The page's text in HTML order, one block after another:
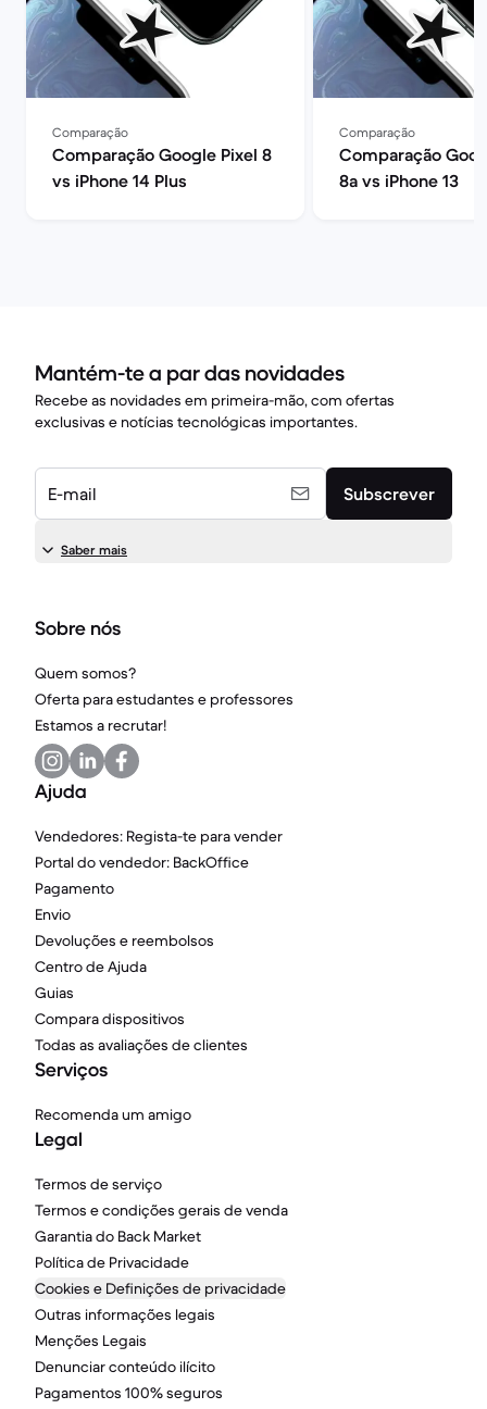
Comparação
Comparação Google Pixel 8
vs iPhone 14 Plus
Comparação
Comparação
8a vs iPhone 13
Mantém-te a par das novidades
Recebe as novidades em primeira-mão, com ofertas
exclusivas e notícias tecnológicas importantes.
E-mail Subscrever
Saber mais
Sobre nós
Quem somos?
Oferta para estudantes e professores
Estamos a recrutar!
Ajuda
Vendedores: Regista-te para vender
Portal do vendedor: BackOffice
Pagamento
Envio
Devoluções e reembolsos
Centro de Ajuda
Guias
Compara dispositivos
Todas as avaliações de clientes
Serviços
Recomenda um amigo
Legal
Termos de serviço
Termos e condições gerais de venda
Garantia do Back Market
Política de Privacidade
Cookies e Definições de privacidade
Outras informações legais
Menções Legais
Denunciar conteúdo ilícito
Pagamentos 100% seguros